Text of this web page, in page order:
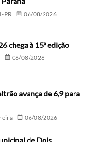
PR 06/08/2026
chega à 15ª edição
06/08/2026
avança de 6,9 para
06/08/2026
de Dois